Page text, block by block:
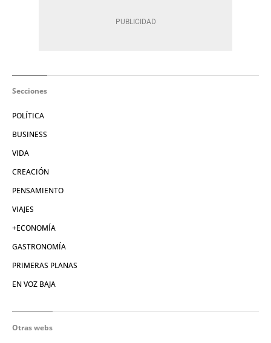
Secciones
POLÍTICA
BUSINESS
VIDA
CREACIÓN
PENSAMIENTO
VIAJES
+ECONOMÍA
GASTRONOMÍA
PRIMERAS PLANAS
EN VOZ BAJA
Otras webs